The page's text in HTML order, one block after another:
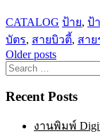
CATALOG ป้าย, ป้
บัตร, สายบิวตี้, สา
Posts
navigation
Older posts
Search
for:
Recent Posts
งานพิมพ์